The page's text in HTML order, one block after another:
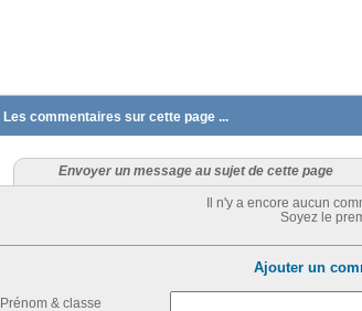
Les commentaires sur cette page ...
Envoyer un message au sujet de cette page
Il n'y a encore aucun
Soyez le
Ajouter un
Prénom & classe